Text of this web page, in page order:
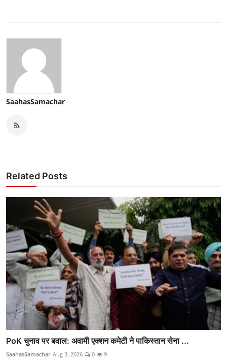
SaahasSamachar
Related Posts
PoK चुनाव पर बवाल: अवामी एक्शन कमेटी ने पाकिस्तान सेना ...
SaahasSamachar Aug 3, 2026 0 9